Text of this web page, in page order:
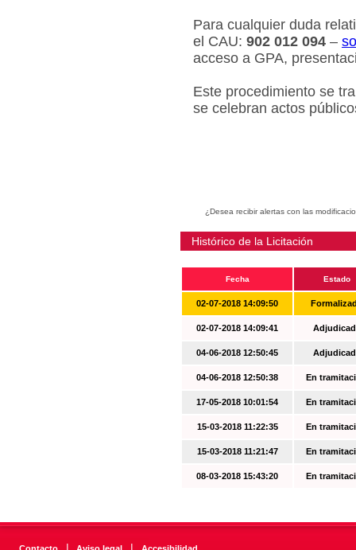
Para cualquier duda
el CAU: 902 012 094 –
acceso a GPA,
Este procedimiento se
se celebran actos
¿Desea recibir alertas con las
Histórico de la Licitación
Fecha Estado
02-07-2018 14:09:50
02-07-2018 14:09:41
04-06-2018 12:50:45
04-06-2018 12:50:38 En
17-05-2018 10:01:54 En
15-03-2018 11:22:35 En
15-03-2018 11:21:47 En
08-03-2018 15:43:20 En